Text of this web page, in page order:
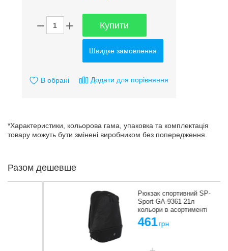
Купити
Швидке замовлення
В обрані Додати для порівняння
*Характеристики, кольорова гама, упаковка та комплектація
товару можуть бути змінені виробником без попередження.
Разом дешевше
Рюкзак спортивний SP-
Sport GA-9361 21л
кольори в асортименті
461